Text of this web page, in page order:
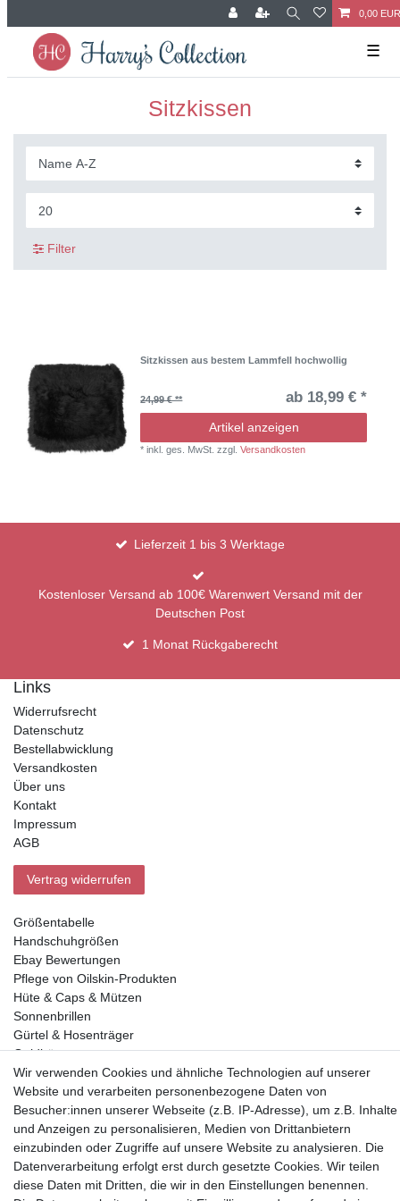
0,00 EUR
☰
Sitzkissen
Filter
Sitzkissen aus bestem Lammfell hochwollig
24,99 € ** ab 18,99 € *
Artikel anzeigen
*inkl. ges. MwSt. zzgl.Versandkosten
Lieferzeit 1 bis 3 Werktage
Kostenloser Versand ab 100€ Warenwert Versand mit der
Deutschen Post
1 Monat Rückgaberecht
Links
Widerrufsrecht
Datenschutz
Bestellabwicklung
Versandkosten
Über uns
Kontakt
Impressum
AGB
Vertrag widerrufen
Größentabelle
Handschuhgrößen
Ebay Bewertungen
Pflege von Oilskin-Produkten
Hüte & Caps & Mützen
Sonnenbrillen
Gürtel & Hosenträger
Geldbörsen
Vorkasse, Abholung
Wir verwenden Cookies und ähnliche Technologien auf unserer
Website und verarbeiten personenbezogene Daten von
Besucher:innen unserer Webseite (z.B. IP-Adresse), um z.B. Inhalte
und Anzeigen zu personalisieren, Medien von Drittanbietern
einzubinden oder Zugriffe auf unsere Website zu analysieren. Die
Datenverarbeitung erfolgt erst durch gesetzte Cookies. Wir teilen
diese Daten mit Dritten, die wir in den Einstellungen benennen.